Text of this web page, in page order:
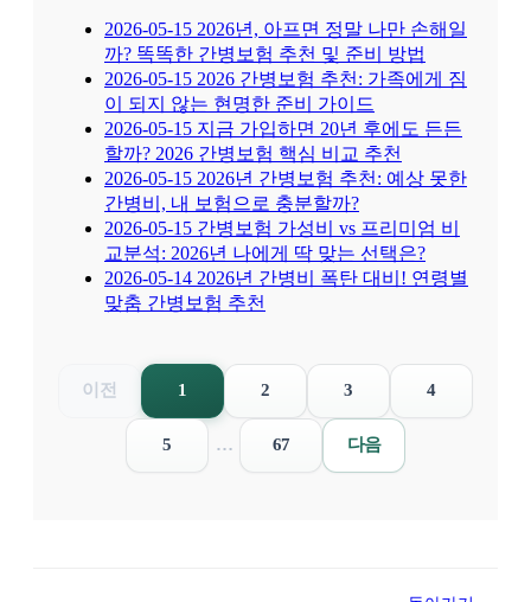
2026-05-15 2026년, 아프면 정말 나만 손해일
까? 똑똑한 간병보험 추천 및 준비 방법
2026-05-15 2026 간병보험 추천: 가족에게 짐
이 되지 않는 현명한 준비 가이드
2026-05-15 지금 가입하면 20년 후에도 든든
할까? 2026 간병보험 핵심 비교 추천
2026-05-15 2026년 간병보험 추천: 예상 못한
간병비, 내 보험으로 충분할까?
2026-05-15 간병보험 가성비 vs 프리미엄 비
교분석: 2026년 나에게 딱 맞는 선택은?
2026-05-14 2026년 간병비 폭탄 대비! 연령별
맞춤 간병보험 추천
이전 1 2 3 4
5 … 67 다음